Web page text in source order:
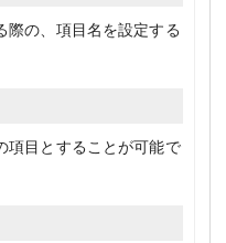
際の、項目名を設定する
項目とすることが可能で